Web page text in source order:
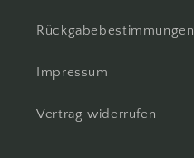
Rückgabebestimmungen
Impressum
Vertrag widerrufen